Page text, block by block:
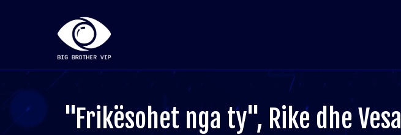
"Frikësohet nga ty", Rike dhe Vesa